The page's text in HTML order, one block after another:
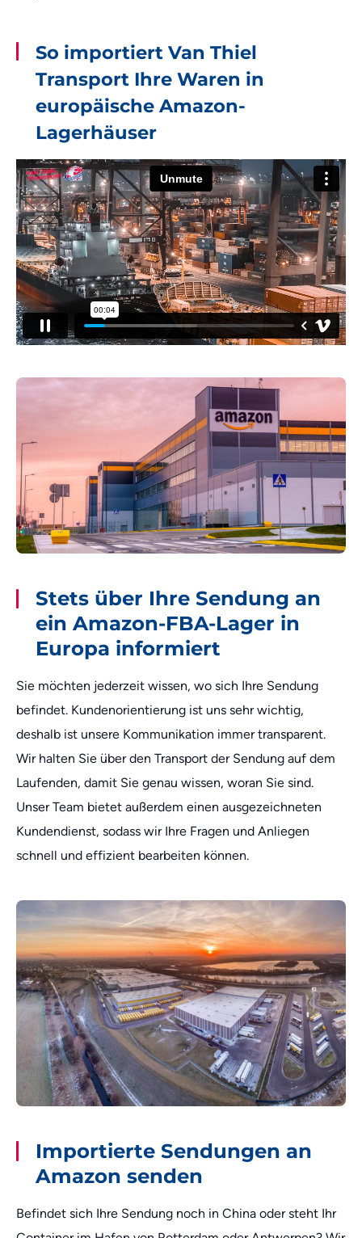
So importiert Van Thiel
Transport Ihre Waren in
europäische Amazon-
Lagerhäuser
Stets über Ihre Sendung an
ein Amazon-FBA-Lager in
Europa informiert
Sie möchten jederzeit wissen, wo sich Ihre Sendung
befindet. Kundenorientierung ist uns sehr wichtig,
deshalb ist unsere Kommunikation immer transparent.
Wir halten Sie über den Transport der Sendung auf dem
Laufenden, damit Sie genau wissen, woran Sie sind.
Unser Team bietet außerdem einen ausgezeichneten
Kundendienst, sodass wir Ihre Fragen und Anliegen
schnell und effizient bearbeiten können.
Importierte Sendungen an
Amazon senden
Befindet sich Ihre Sendung noch in China oder steht Ihr